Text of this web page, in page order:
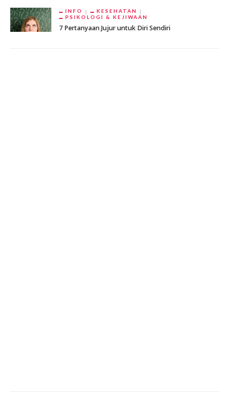
INFO
KESEHATAN
PSIKOLOGI & KEJIWAAN
7 Pertanyaan Jujur untuk Diri Sendiri